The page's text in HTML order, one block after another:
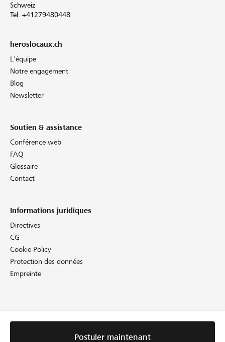
Postuler maintenant
Schweiz
Tel. +41279480448
heroslocaux.ch
L'équipe
Notre engagement
Blog
Newsletter
Soutien & assistance
Conférence web
FAQ
Glossaire
Contact
Informations juridiques
Directives
CG
Cookie Policy
Protection des données
Empreinte